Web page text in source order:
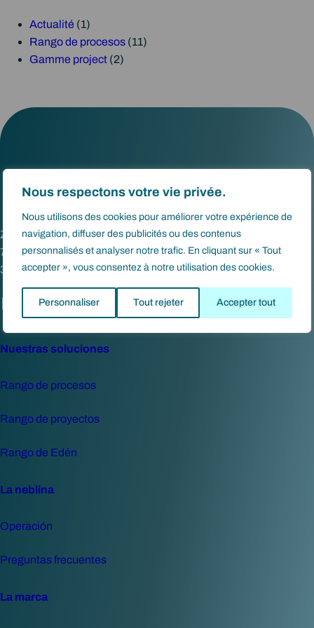
Nous respectons votre vie privée.
Nous utilisons des cookies pour améliorer votre expérience de
navigation, diffuser des publicités ou des contenus
personnalisés et analyser notre trafic. En cliquant sur « Tout
accepter », vous consentez à notre utilisation des cookies.
Personnaliser Tout rejeter Accepter tout
ó
Actualité (1)
Rango de procesos(11)
Gamme project(2)
Zae Cresse Saint-Martin
7 Imp. del Capitelle
34660 Cournonsec
LinkedIn Instagram
Nuestras soluciones
Rango de procesos
Rango de proyectos
Rango de Edén
La neblina
Operación
Preguntas frecuentes
La marca